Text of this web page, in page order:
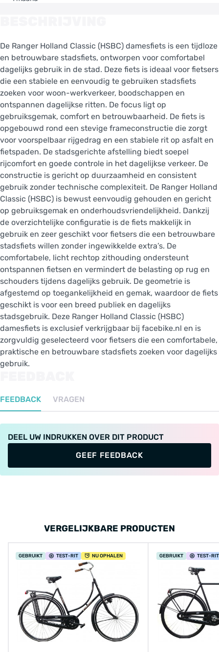
De Ranger Holland Classic (HSBC) damesfiets is een tijdloze
en betrouwbare stadsfiets, ontworpen voor comfortabel
dagelijks gebruik in de stad. Deze fiets is ideaal voor fietsers
die een stabiele en eenvoudig te gebruiken stadsfiets
zoeken voor woon-werkverkeer, boodschappen en
ontspannen dagelijkse ritten. De focus ligt op
gebruiksgemak, comfort en betrouwbaarheid. De fiets is
opgebouwd rond een stevige frameconstructie die zorgt
voor voorspelbaar rijgedrag en een stabiele rit op asfalt en
fietspaden. De stadsgerichte afstelling biedt soepel
rijcomfort en goede controle in het dagelijkse verkeer. De
constructie is gericht op duurzaamheid en consistent
gebruik zonder technische complexiteit. De Ranger Holland
Classic (HSBC) is bewust eenvoudig gehouden en gericht
op gebruiksgemak en onderhoudsvriendelijkheid. Dankzij
de overzichtelijke configuratie is de fiets makkelijk in
gebruik en zeer geschikt voor fietsers die een betrouwbare
stadsfiets willen zonder ingewikkelde extra’s. De
comfortabele, licht rechtop zithouding ondersteunt
ontspannen fietsen en vermindert de belasting op rug en
schouders tijdens dagelijks gebruik. De geometrie is
afgestemd op toegankelijkheid en gemak, waardoor de fiets
geschikt is voor een breed publiek en dagelijks
stadsgebruik. Deze Ranger Holland Classic (HSBC)
damesfiets is exclusief verkrijgbaar bij facebike.nl en is
zorgvuldig geselecteerd voor fietsers die een comfortabele,
praktische en betrouwbare stadsfiets zoeken voor dagelijks
gebruik.
FEEDBACK VRAGEN
DEEL UW INDRUKKEN OVER DIT PRODUCT
GEEF FEEDBACK
VERGELIJKBARE PRODUCTEN
GEBRUIKT TEST-RIT NU OPHALEN GEBRUIKT TEST-RIT